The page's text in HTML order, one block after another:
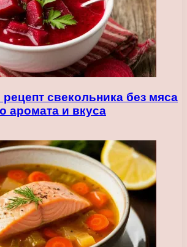
свекольника без мяса
аромата и вкуса